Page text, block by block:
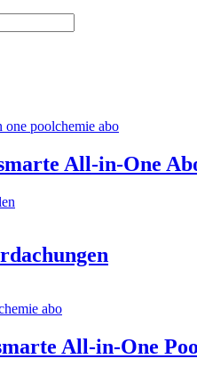
All-in-One
mehrere
Varianten
Optionen
auf
der
All-in-One